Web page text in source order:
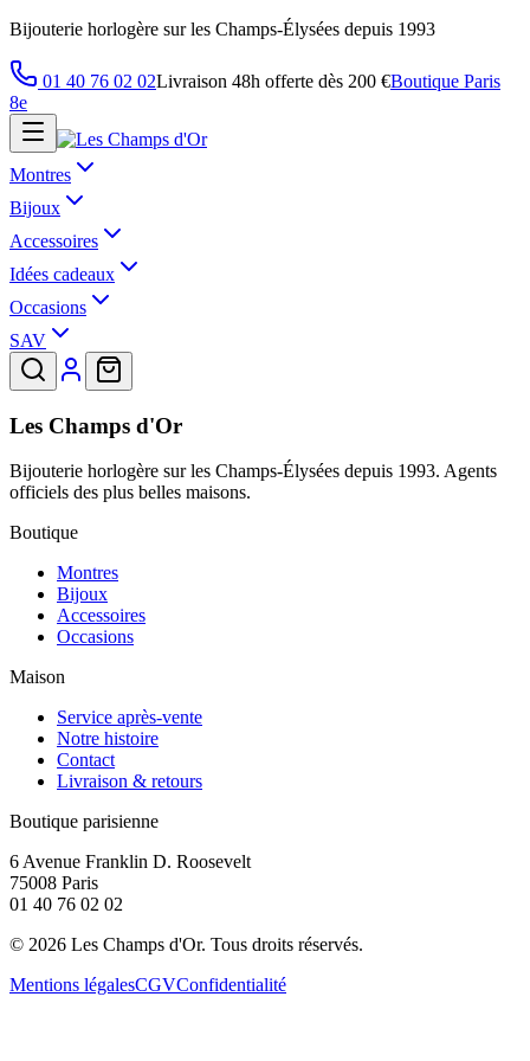
Bijouterie horlogère sur les Champs-Élysées depuis 1993
01 40 76 02 02Livraison 48h offerte dès 200 €Boutique Paris
8e
Montres
Bijoux
Accessoires
Idées cadeaux
Occasions
SAV
Les Champs d'Or
Bijouterie horlogère sur les Champs-Élysées depuis 1993. Agents
officiels des plus belles maisons.
Boutique
Montres
Bijoux
Accessoires
Occasions
Maison
Service après-vente
Notre histoire
Contact
Livraison & retours
Boutique parisienne
6 Avenue Franklin D. Roosevelt
75008 Paris
01 40 76 02 02
© 2026 Les Champs d'Or. Tous droits réservés.
Mentions légalesCGVConfidentialité